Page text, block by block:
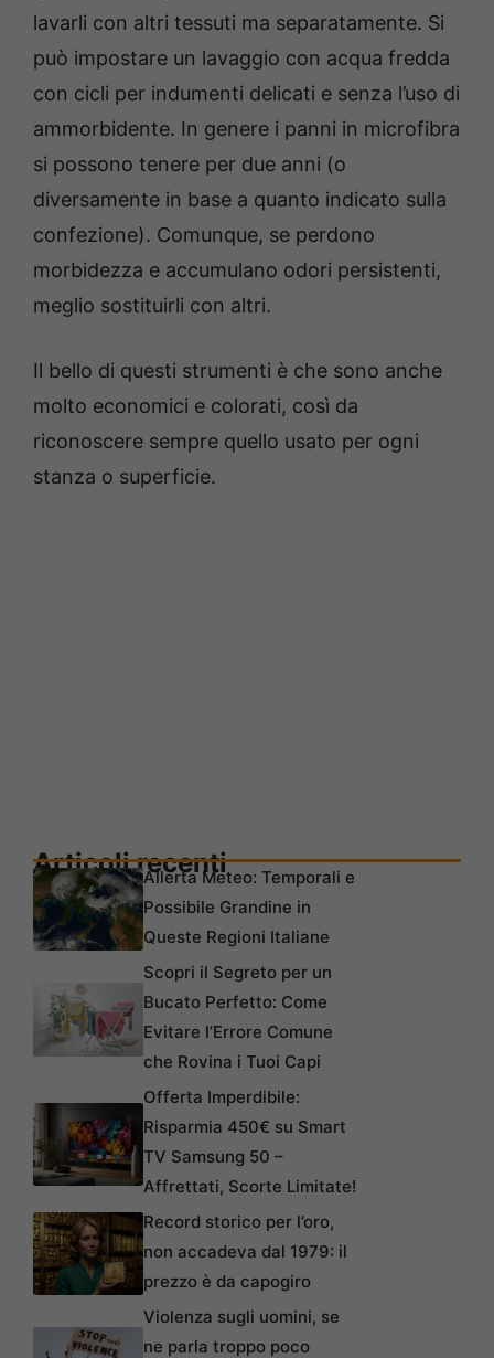
lavarli con altri tessuti ma separatamente. Si
può impostare un lavaggio con acqua fredda
con cicli per indumenti delicati e senza l’uso di
ammorbidente. In genere i panni in microfibra
si possono tenere per due anni (o
diversamente in base a quanto indicato sulla
confezione). Comunque, se perdono
morbidezza e accumulano odori persistenti,
meglio sostituirli con altri.
Il bello di questi strumenti è che sono anche
molto economici e colorati, così da
riconoscere sempre quello usato per ogni
stanza o superficie.
Articoli recentiAllerta Meteo: Temporali e
Possibile Grandine in
Queste Regioni Italiane
Scopri il Segreto per un
Bucato Perfetto: Come
Evitare l’Errore Comune
che Rovina i Tuoi Capi
Offerta Imperdibile:
Risparmia 450€ su Smart
TV Samsung 50 –
Affrettati, Scorte Limitate!
Record storico per l’oro,
non accadeva dal 1979: il
prezzo è da capogiro
Violenza sugli uomini, se
ne parla troppo poco